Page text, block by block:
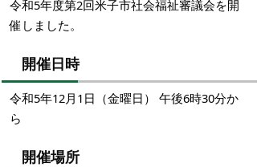
令和5年度第2回米子市社会福祉審議会を開
催しました。
開催日時
令和5年12月1日（金曜日） 午後6時30分か
ら
開催場所